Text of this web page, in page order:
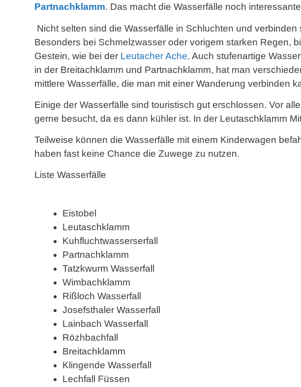
Partnachklamm. Das macht die Wasserfälle noch
Nicht selten sind die Wasserfälle in Schluchten und
Besonders bei Schmelzwasser oder vorigem starken Regen,
Gestein, wie bei der Leutacher Ache. Auch stufenartige
in der Breitachklamm und Partnachklamm, hat man
mittlere Wasserfälle, die man mit einer Wanderung verbinden
Einige der Wasserfälle sind touristisch gut erschlossen. Vor
gerne besucht, da es dann kühler ist. In der Leutaschklamm
Teilweise können die Wasserfälle mit einem Kinderwagen
haben fast keine Chance die Zuwege zu nutzen.
Liste Wasserfälle
Eistobel
Leutaschklamm
Kuhfluchtwasserserfall
Partnachklamm
Tatzkwurm Wasserfall
Wimbachklamm
Rißloch Wasserfall
Josefsthaler Wasserfall
Lainbach Wasserfall
Rözhbachfall
Breitachklamm
Klingende Wasserfall
Lechfall Füssen